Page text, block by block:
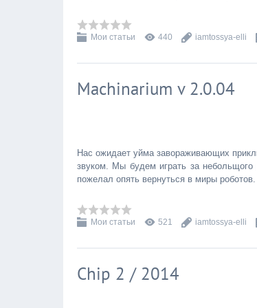
Мои статьи 440 iamtossya-elli
Machinarium v 2.0.04
Нас ожидает уйма завораживающих
звуком. Мы будем играть за небольщого
пожелал опять вернуться в миры роботов.
Мои статьи 521 iamtossya-elli
Chip 2 / 2014